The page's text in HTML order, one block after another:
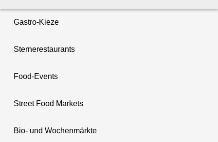
Gastro-Kieze
Sternerestaurants
Food-Events
Street Food Markets
Bio- und Wochenmärkte